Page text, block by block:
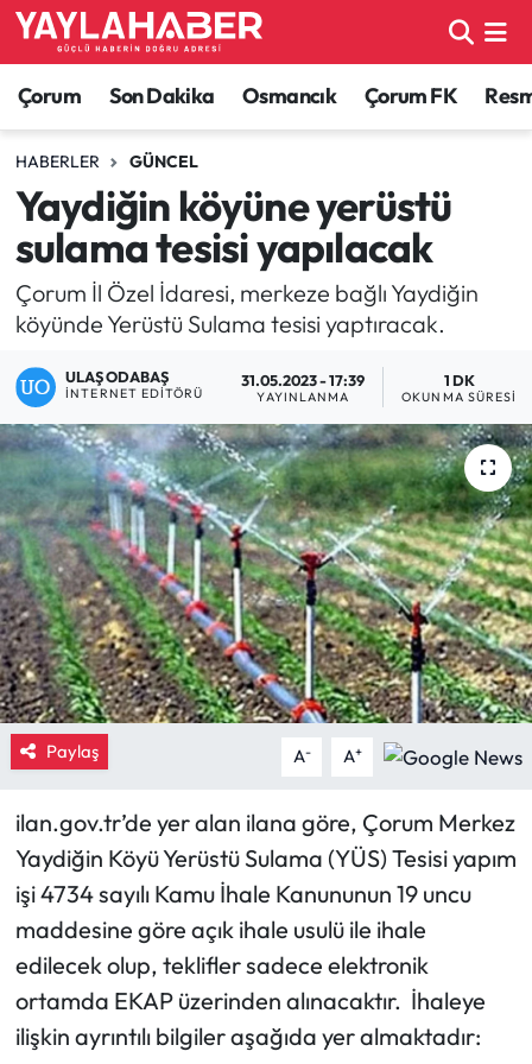
Çorum Son Dakika Osmancık Çorum FK
HABERLER GÜNCEL
Yaydiğin köyüne yerüstü
sulama tesisi yapılacak
Çorum İl Özel İdaresi, merkeze bağlı Yaydiğin
köyünde Yerüstü Sulama tesisi yaptıracak.
ULAŞ ODABAŞ
İNTERNET EDITÖRÜ
31.05.2023 - 17:39
YAYINLANMA
1 DK
OKUNMA SÜRESI
Paylaş A- A+
ilan.gov.tr’de yer alan ilana göre, Çorum Merkez
Yaydiğin Köyü Yerüstü Sulama (YÜS) Tesisi yapım
işi 4734 sayılı Kamu İhale Kanununun 19 uncu
maddesine göre açık ihale usulü ile ihale
edilecek olup, teklifler sadece elektronik
ortamda EKAP üzerinden alınacaktır. İhaleye
ilişkin ayrıntılı bilgiler aşağıda yer almaktadır:
Alaca Haberleri
Bayat Haberleri
Bilgi - Keşfet Haberleri
Bilim ve Teknoloji
Boğazkale Haberleri
Çorum Haberleri
Çorum Son Dakika Haberleri
Dodurga Haberleri
Eğitim
Ekonomi
Güncel
İskilip Haberleri
Kargı Haberleri
Kimdir?
Kültür Sanat
Laçin Haberleri
Çorum Nöbetçi Eczaneler
Çorum Hava Durumu
Çorum Namaz Vakitleri
Çorum Trafik Yoğunluk Haritası
TFF 1.Lig Puan Durumu ve Fikstür
Tüm Manşetler
Son Dakika Haberleri
Haber Arşivi